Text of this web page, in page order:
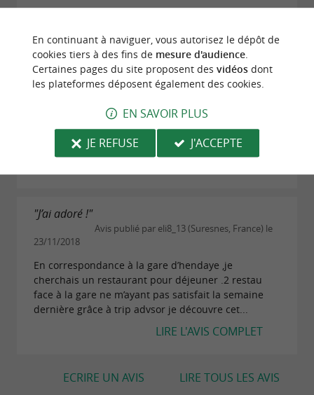
"Excellents vins"
Avis publié par Cloe_021 (Paris, France) le
02/09/2023
Un immense choix de vin, tous ceux que l’on a gouté
étaient excellents. Resto ou tapas à partager, et un
accueil parfait ! Une super adresse.
"J’ai adoré !"
Avis publié par eli8_13 (Suresnes, France) le
23/11/2018
En correspondance à la gare d’hendaye ,je
cherchais un restaurant pour déjeuner .2 restau
face à la gare ne m’ayant pas satisfait la semaine
dernière grâce à trip advsor je découvre cet...
LIRE L'AVIS COMPLET
LIRE TOUS LES AVIS
ECRIRE UN AVIS
En continuant à naviguer, vous autorisez le dépôt de
cookies tiers à des fins de mesure d'audience.
Certaines pages du site proposent des vidéosdont
les plateformes déposent également des cookies.
EN SAVOIR PLUS
JE REFUSE
J'ACCEPTE